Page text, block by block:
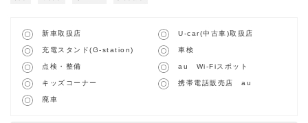
新車取扱店 U-car(中古車)取扱店
充電スタンド(G-station) 車検
点検・整備 au Wi-Fiスポット
キッズコーナー 携帯電話販売店 au
廃車